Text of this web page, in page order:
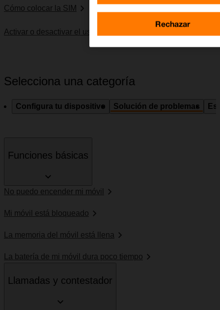
Cómo colocar la SIM
Activar o desactivar el uso del código PIN
Selecciona una categoría
Configura tu dispositivo Solución de problemas
Funciones básicas
No puedo encender mi móvil
Mi móvil está bloqueado
La memoria del móvil está llena
La batería de mi móvil dura poco tiempo
Llamadas y contestador
Rechazar